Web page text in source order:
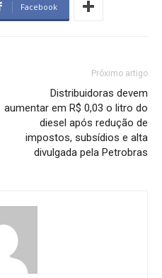
Facebook
Próximo artigo
Distribuidoras devem
aumentar em R$ 0,03 o litro do
diesel após redução de
impostos, subsídios e alta
divulgada pela Petrobras